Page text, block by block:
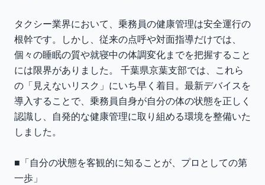
タクシー業界において、乗務員の健康管理は安全運行の
根幹です。しかし、従来の点呼や対面指導だけでは、
個々の睡眠の質や就寝中の体調変化までを把握すること
には限界がありました。 千葉県京葉支部では、これら
の「見えないリスク」にいち早く着目。最新デバイスを
導入することで、乗務員自身が自分の体の状態を正しく
認識し、自発的な健康管理に取り組める環境を整備いた
しました。
■「自分の状態を客観的に知ることが、プロとしての第
一歩」